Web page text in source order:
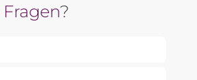
Fragen?